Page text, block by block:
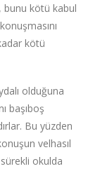
bunu kötü kabul
kötü
olduğuna
başıboş
Bu yüzden
velhasıl
okulda